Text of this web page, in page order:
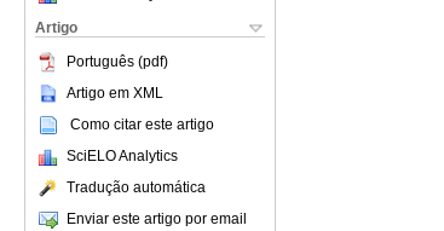
Artigo
Português (pdf)
Artigo em XML
Como citar este artigo
SciELO Analytics
Tradução automática
Enviar este artigo por email